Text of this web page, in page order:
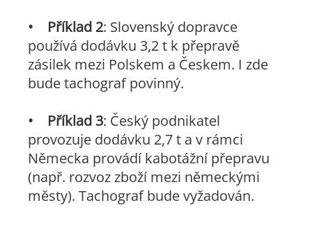
•
Příklad 2: Slovenský dopravce
používá dodávku 3,2 t k přepravě
zásilek mezi Polskem a Českem. I zde
bude tachograf povinný.
•
Příklad 3: Český podnikatel
provozuje dodávku 2,7 t a v rámci
Německa provádí kabotážní přepravu
(např. rozvoz zboží mezi německými
městy). Tachograf bude vyžadován.